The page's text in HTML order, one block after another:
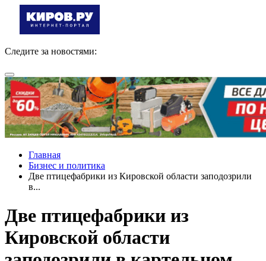
Следите за новостями:
Главная
Бизнес и политика
Две птицефабрики из Кировской области заподозрили
в...
Две птицефабрики из
Кировской области